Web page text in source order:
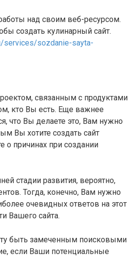
над своим веб-ресурсом.
создать кулинарный сайт.
services/sozdanie-sayta-
связанным с продуктами
кто Вы есть. Еще важнее
что Вы делаете это, Вам нужно
Вы хотите создать сайт
о причинах при создании
стадии развития, вероятно,
Тогда, конечно, Вам нужно
очевидных ответов на этот
Вашего сайта.
быть замеченным поисковыми
если Ваши потенциальные